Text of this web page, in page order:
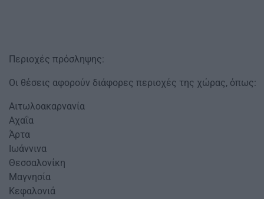
Περιοχές πρόσληψης:
Οι θέσεις αφορούν διάφορες περιοχές της χώρας, όπως:​
Αιτωλοακαρνανία​
Αχαΐα​
Άρτα​
Ιωάννινα​
Θεσσαλονίκη​
Μαγνησία​
Κεφαλονιά​